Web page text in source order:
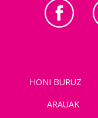
HONI BURUZ
ARAUAK